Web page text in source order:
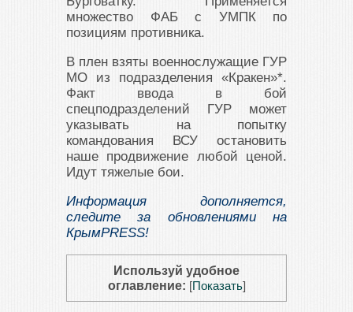
множество ФАБ с УМПК по
позициям противника.
В плен взяты военнослужащие ГУР
МО из подразделения «Кракен»*.
Факт ввода в бой
спецподразделений ГУР может
указывать на попытку
командования ВСУ остановить
наше продвижение любой ценой.
Идут тяжелые бои.
Информация дополняется,
следите за обновлениями на
КрымPRESS!
Используй удобное
оглавление: [Показать]